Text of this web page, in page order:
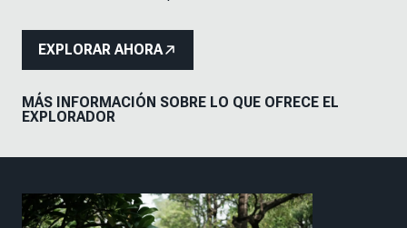
EXPLORAR AHORA
MÁS INFORMACIÓN SOBRE LO QUE OFRECE EL
EXPLORADOR